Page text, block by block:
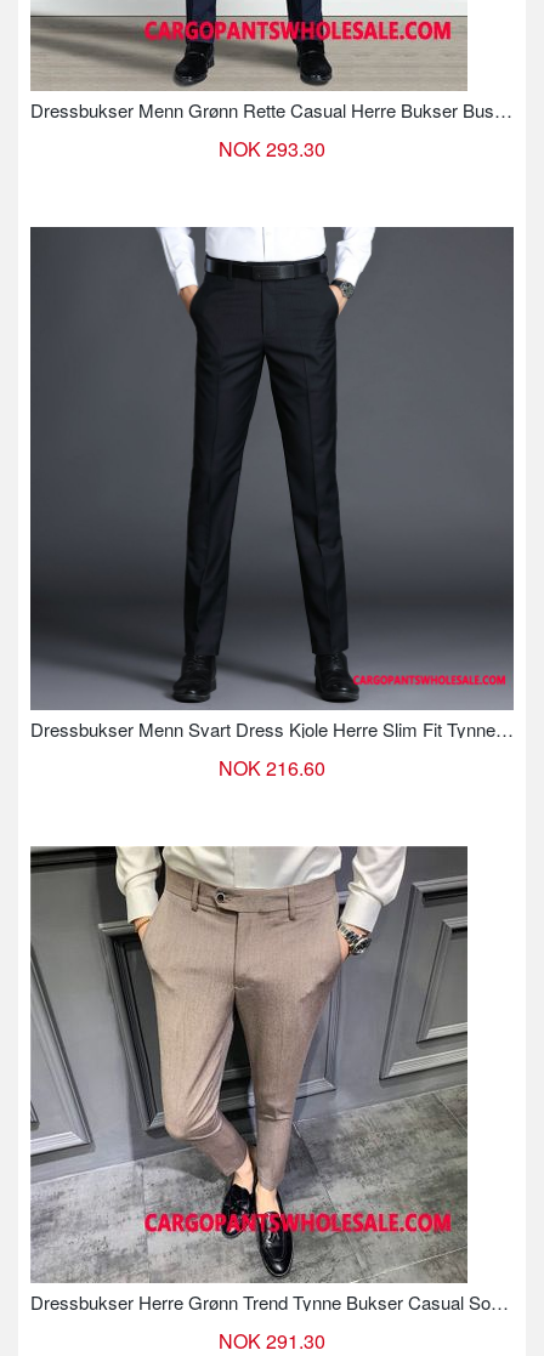
Dressbukser Menn Grønn Rette Casual Herre Bukser Business Bukser
NOK 293.30
Dressbukser Menn Svart Dress Kjole Herre Slim Fit Tynne Rette
NOK 216.60
Dressbukser Herre Grønn Trend Tynne Bukser Casual Sommer
NOK 291.30